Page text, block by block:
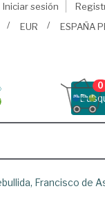
Iniciar sesión
EUR ESPAÑA
0
Francisco de